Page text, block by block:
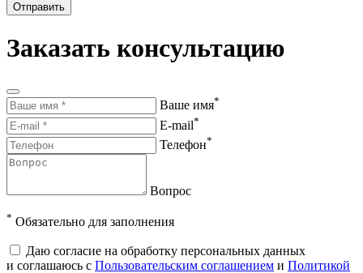
Отправить
Заказать консультацию
Ваше имя*
E-mail*
Телефон*
Вопрос
* Обязательно для заполнения
Даю согласие на обработку персональных данных
и соглашаюсь с Пользовательским соглашением и Политикой